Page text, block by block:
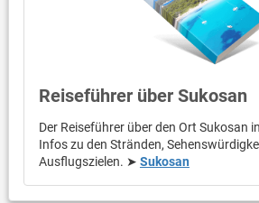
Reiseführer über Sukosan
Der Reiseführer über den Ort Sukosan
Infos zu den Stränden,
Ausflugszielen. ➤ Sukosan